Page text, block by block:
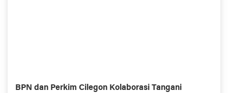
BPN dan Perkim Cilegon Kolaborasi Tangani